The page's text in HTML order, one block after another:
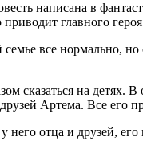
написана в
главного
все нормально,
на детях. В
Артема. Все его
отца и друзей,